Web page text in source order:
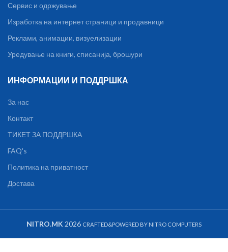
Сервис и одржување
Изработка на интернет страници и продавници
Реклами, анимации, визуелизации
Уредување на книги, списанија, брошури
ИНФОРМАЦИИ И ПОДДРШКА
За нас
Контакт
ТИКЕТ ЗА ПОДДРШКА
FAQ's
Политика на приватност
Достава
NITRO.MK 2026 CRAFTED&POWERED BY NITRO COMPUTERS